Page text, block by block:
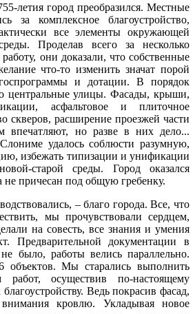
летия город преобразился. Местные
за комплексное благоустройство,
все элементы окружающей
Проделав всего за несколько
они доказали, что собственные
что-то изменить значат порой
и дотации. В порядок
центральные улицы. Фасады, крыши,
асфальтовое и плиточное
скверов, расширение проезжей части
но разве в них дело...
удалось соблюсти разумную,
избежать типизации и унификации
старой среды. Город оказался
причесан под общую гребенку.
– благо города. Все, что
мы прочувствовали сердцем,
на совесть, все знания и умения
Предварительной документации в
было, работы велись параллельно.
объектов. Мы старались выполнить
работ, осуществив по-настоящему
Ведь покрасив фасад,
внимания кровлю. Укладывая новое